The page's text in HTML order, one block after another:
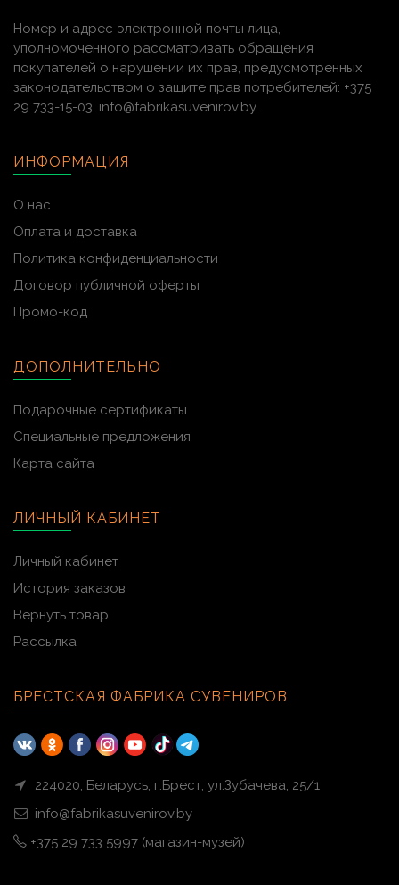
Номер и адрес электронной почты лица,
уполномоченного рассматривать обращения
покупателей о нарушении их прав, предусмотренных
законодательством о защите прав потребителей: +375
29 733-15-03, info@fabrikasuvenirov.by.
ИНФОРМАЦИЯ
О нас
Оплата и доставка
Политика конфиденциальности
Договор публичной оферты
Промо-код
ДОПОЛНИТЕЛЬНО
Подарочные сертификаты
Специальные предложения
Карта сайта
ЛИЧНЫЙ КАБИНЕТ
Личный кабинет
История заказов
Вернуть товар
Рассылка
БРЕСТСКАЯ ФАБРИКА СУВЕНИРОВ
224020, Беларусь, г.Брест, ул.Зубачева, 25/1
info@fabrikasuvenirov.by
+375 29 733 5997 (магазин-музей)